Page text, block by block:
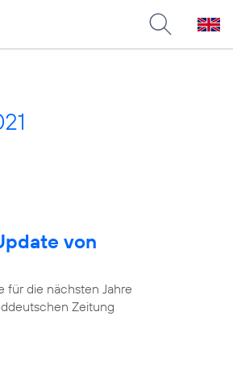
von
für die nächsten Jahre
Zeitung